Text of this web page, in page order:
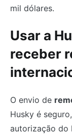
mil dólares.
Usar a
receber
O envio de
Husky é
autorização do